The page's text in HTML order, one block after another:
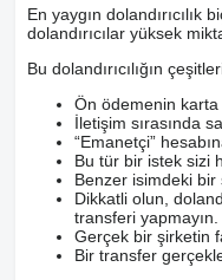
En yaygın dolandırıcılık
dolandırıcılar yüksek
Bu dolandırıcılığın
Ön ödemenin
İletişim sırasında
“Emanetçi”
Bu tür bir istek sizi
Benzer isimdeki bir
Dikkatli olun,
transferi yapmayın.
Gerçek bir şirketin
Bir transfer